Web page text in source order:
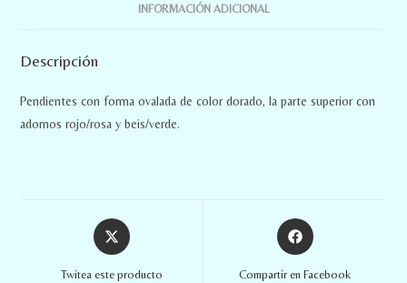
INFORMACIÓN ADICIONAL
Descripción
Pendientes con forma ovalada de color dorado, la parte superior con
adornos rojo/rosa y beis/verde.
Twitea este producto Compartir en Facebook